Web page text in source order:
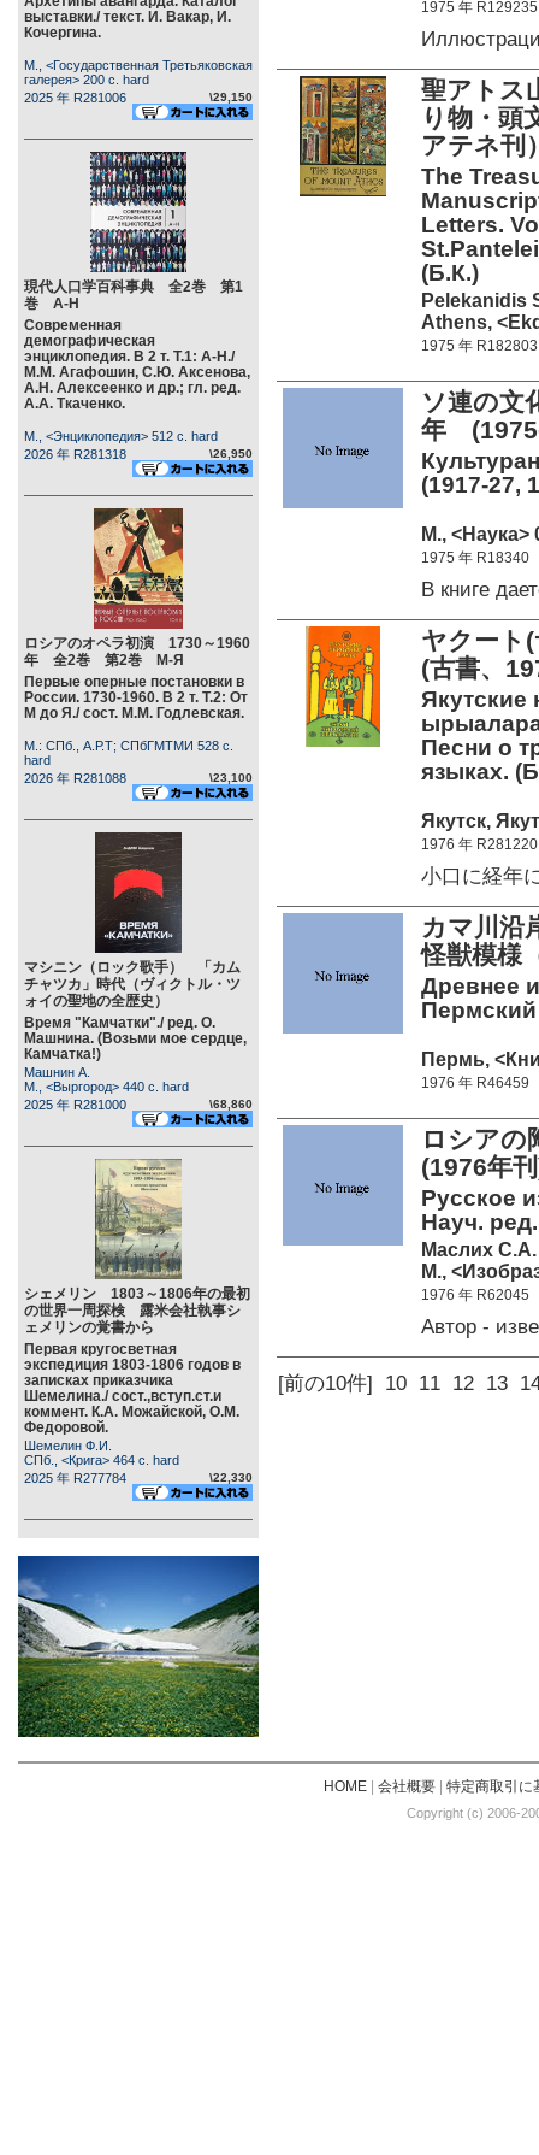
выставки./ текст. И. Вакар, И.
Кочергина.
М., <Государственная Третьяковская
галерея> 200 c. hard
2025 年 R281006
\29,150
現代人口学百科事典 全2巻 第1
巻 А-Н
Современная
демографическая
энциклопедия. В 2 т. Т.1: А-Н./
М.М. Агафошин, С.Ю. Аксенова,
А.Н. Алексеенко и др.; гл. ред.
А.А. Ткаченко.
М., <Энциклопедия> 512 c. hard
2026 年 R281318
\26,950
ロシアのオペラ初演 1730～1960
年 全2巻 第2巻 М-Я
Первые оперные постановки в
России. 1730-1960. В 2 т. Т.2: От
М до Я./ сост. М.М. Годлевская.
М.: СПб., А.Р.Т; СПбГМТМИ 528 c.
hard
2026 年 R281088
\23,100
マシニン（ロック歌手） 「カム
チャツカ」時代（ヴィクトル・ツ
ォイの聖地の全歴史）
Время "Камчатки"./ ред. О.
Машнина. (Возьми мое сердце,
Камчатка!)
Машнин А.
М., <Выргород> 440 c. hard
2025 年 R281000
\68,860
シェメリン 1803～1806年の最初
の世界一周探検 露米会社執事シ
ェメリンの覚書から
Первая кругосветная
экспедиция 1803-1806 годов в
записках приказчика
Шемелина./ сост.,вступ.ст.и
коммент. К.А. Можайской, О.М.
Федоровой.
Шемелин Ф.И.
СПб., <Крига> 464 c. hard
2025 年 R277784
\22,330
1975 年 R129235
聖アトス
り物・頭
アテネ刊
The
Letters.
(Б.К.)
Pelekanidis
Athens,
1975 年 R182803
ソ連の
年
(1917-27,
М., <Наука>
1975 年 R18340
В книге
ヤクー
(古書、
Якутские
Песни о
языках.
Якутск,
1976 年 R281220
小口に経年
カマ川沿
怪獣模様
Древнее
Пермь,
1976 年 R46459
ロシア
(1976年
Русское
Науч.
Маслих С.А.
М.,
1976 年 R62045
Автор -
[前の10件] 10 11 12 13
HOME| 会社概要| 特定商取引に
Copyright (c) 2006-